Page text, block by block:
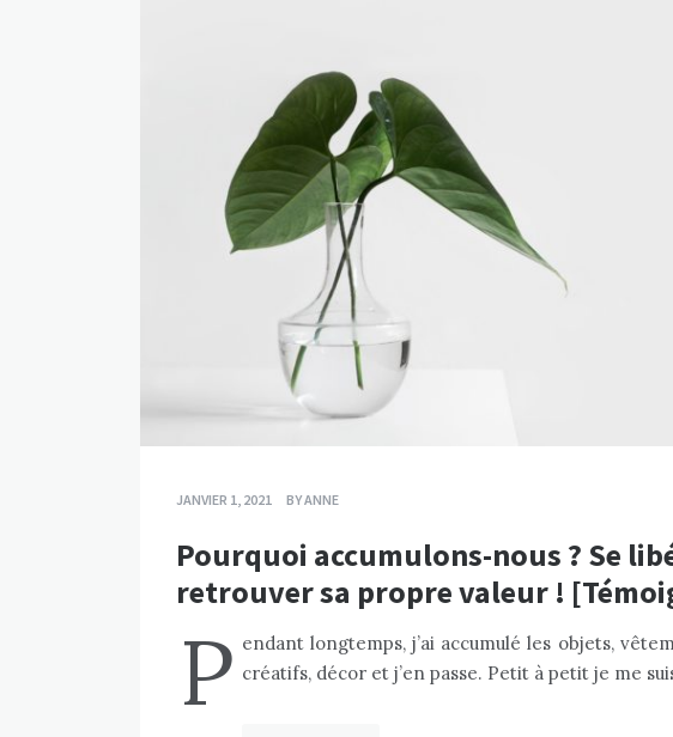
JANVIER 1, 2021 BYANNE
Pourquoi accumulons-nous ? Se
retrouver sa propre valeur !
P endant longtemps, j’ai accumulé les objets,
créatifs, décor et j’en passe. Petit à petit je me